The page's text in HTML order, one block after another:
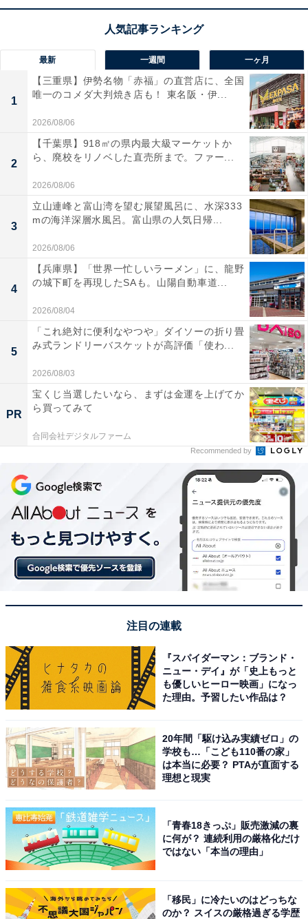
空間オーディオによる圧倒的な没入感と、最大50時間持
続するロングバッテリーが魅力のヘッドホン。Appleと
Androidの両方に対応し、10分の充電で最大5時間再生で
きるのも頼もしいですね！
コンパクトに折りたためる設計
で持ち運びやすく、ソフ
トなイヤークッションが1日中快適な着け心地を叶えて
くれます。
Beatsのワイヤレスヘッドホン「Solo 4」の口コミ
は？
Beatsのワイヤレスヘッドホン「Solo 4」には以下のよう
な口コミが寄せられています。
驚くほどバッテリーが長持ちするので毎日の通勤で
も充電の手間がありません
クッションがとても柔らかく長時間着用していても
耳が痛くならず快適です
音がクリアでバランスが良く立体音響の臨場感が素
外出先でもお気に入りの音楽にじっくり没入したい人
や、充電の手間を減らして身軽にヘッドホンを使いたい
人には、おすすめの商品といえそうです。
ファー」が特別価格で登場中【6月3日】
【今日チェックしたい】Beatsの人気商品5選
最新 一週間 一ヶ月
1
【三重県】伊勢名物「赤福」の直営店に、全国
唯一のコメダ大判焼き店も！ 東名阪・伊...
2026/08/06
2
【千葉県】918㎡の県内最大級マーケットか
ら、廃校をリノベした直売所まで。ファー...
2026/08/06
3
立山連峰と富山湾を望む展望風呂に、水深333
mの海洋深層水風呂。富山県の人気日帰...
2026/08/06
4
【兵庫県】「世界一忙しいラーメン」に、龍野
の城下町を再現したSAも。山陽自動車道...
2026/08/04
5
「これ絶対に便利なやつや」ダイソーの折り畳
み式ランドリーバスケットが高評価「使わ...
2026/08/03
PR
宝くじ当選したいなら、まずは金運を上げてか
ら買ってみて
合同会社デジタルファーム
Recommended by
注目の連載
『スパイダーマン：ブランド・
ニュー・デイ』が「史上もっと
も優しいヒーロー映画」になっ
た理由。予習したい作品は？
20年間「駆け込み実績ゼロ」の
学校も…「こども110番の家」
は本当に必要？ PTAが直面する
理想と現実
「青春18きっぷ」販売激減の裏
に何が？ 連続利用の厳格化だけ
ではない「本当の理由」
「移民」に冷たいのはどっちな
のか？ スイスの厳格過ぎる学歴